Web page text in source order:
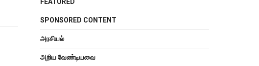
FEATURED
SPONSORED CONTENT
அரசியல்
அறிய வேண்டியவை